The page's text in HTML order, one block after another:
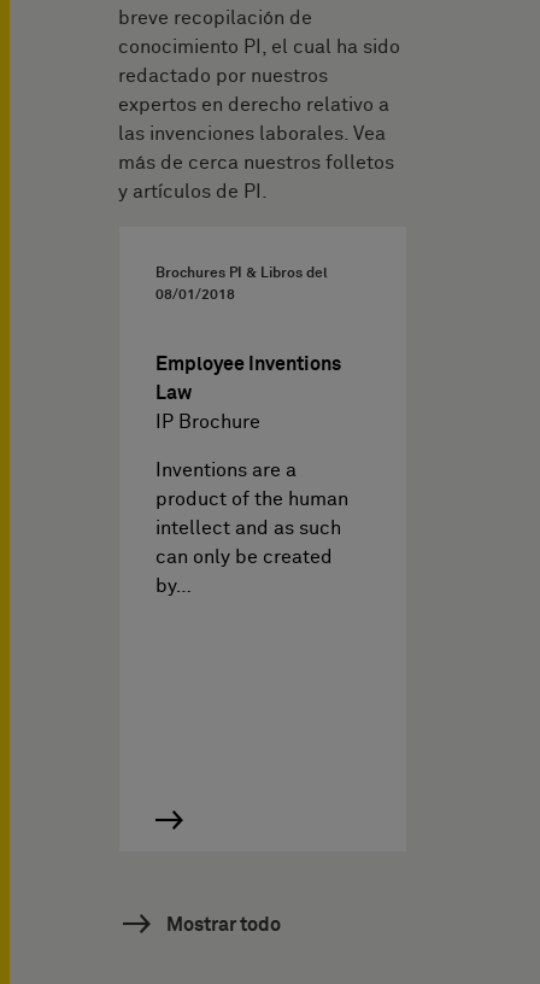
breve recopilación de
conocimiento PI, el cual ha sido
redactado por nuestros
expertos en derecho relativo a
las invenciones laborales. Vea
más de cerca nuestros folletos
y artículos de PI.
Brochures PI & Libros del
08/01/2018
Employee Inventions
Law
IP Brochure
Inventions are a
product of the human
intellect and as such
can only be created
by…
Mostrar todo